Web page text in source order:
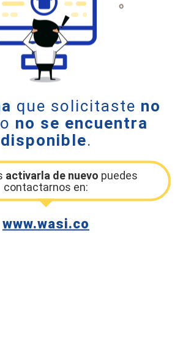
que solicitaste no
o no se encuentra
disponible.
activarla de nuevo puedes
contactarnos en:
www.wasi.co